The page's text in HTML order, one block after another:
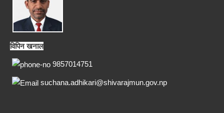
विपिन खनाल
9857014751
suchana.adhikari@shivarajmun.gov.np